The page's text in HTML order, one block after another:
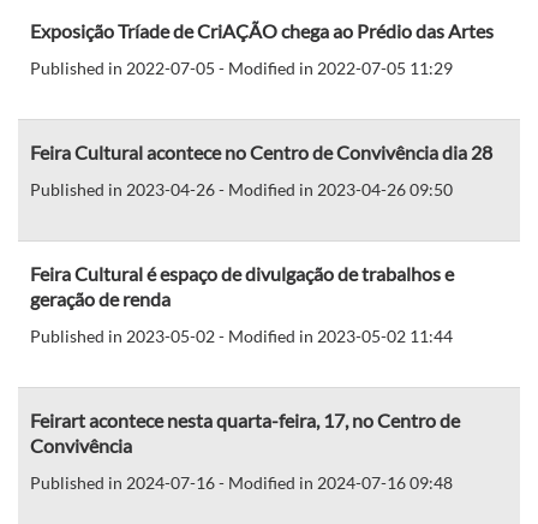
Exposição Tríade de CriAÇÃO chega ao Prédio das Artes
Published in 2022-07-05 - Modified in 2022-07-05 11:29
Feira Cultural acontece no Centro de Convivência dia 28
Published in 2023-04-26 - Modified in 2023-04-26 09:50
Feira Cultural é espaço de divulgação de trabalhos e
geração de renda
Published in 2023-05-02 - Modified in 2023-05-02 11:44
Feirart acontece nesta quarta-feira, 17, no Centro de
Convivência
Published in 2024-07-16 - Modified in 2024-07-16 09:48